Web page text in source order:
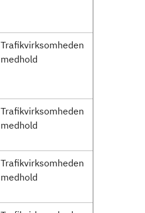
Trafikvirksomheden
medhold
Trafikvirksomheden
medhold
Trafikvirksomheden
medhold